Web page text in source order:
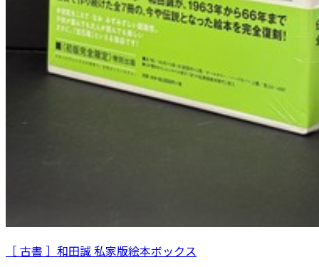
［ 古書 ］和田誠 私家版絵本ボックス